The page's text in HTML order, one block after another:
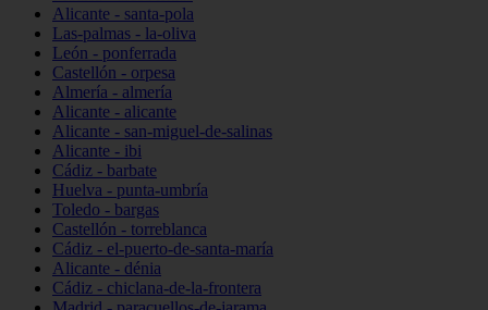
Alicante - santa-pola
Las-palmas - la-oliva
León - ponferrada
Castellón - orpesa
Almería - almería
Alicante - alicante
Alicante - san-miguel-de-salinas
Alicante - ibi
Cádiz - barbate
Huelva - punta-umbría
Toledo - bargas
Castellón - torreblanca
Cádiz - el-puerto-de-santa-maría
Alicante - dénia
Cádiz - chiclana-de-la-frontera